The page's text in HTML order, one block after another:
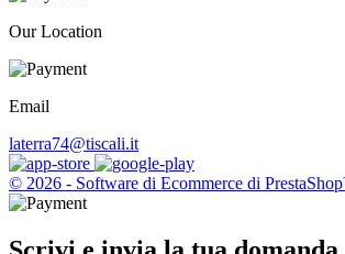
Our Location
Email
laterra74@tiscali.it
© 2026 - Software di Ecommerce di